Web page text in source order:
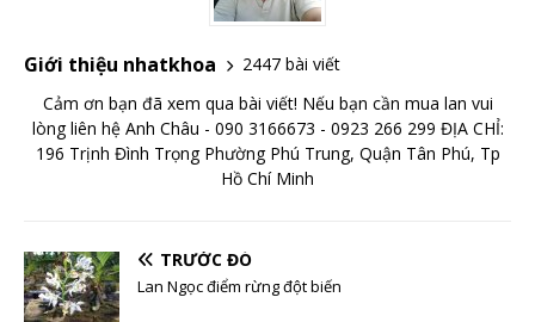
Giới thiệu nhatkhoa
2447 bài viết
Cảm ơn bạn đã xem qua bài viết! Nếu bạn cần mua lan vui
lòng liên hệ Anh Châu - 090 3166673 - 0923 266 299 ĐỊA CHỈ:
196 Trịnh Đình Trọng Phường Phú Trung, Quận Tân Phú, Tp
Hồ Chí Minh
TRƯỚC ĐÓ
Lan Ngọc điểm rừng đột biến